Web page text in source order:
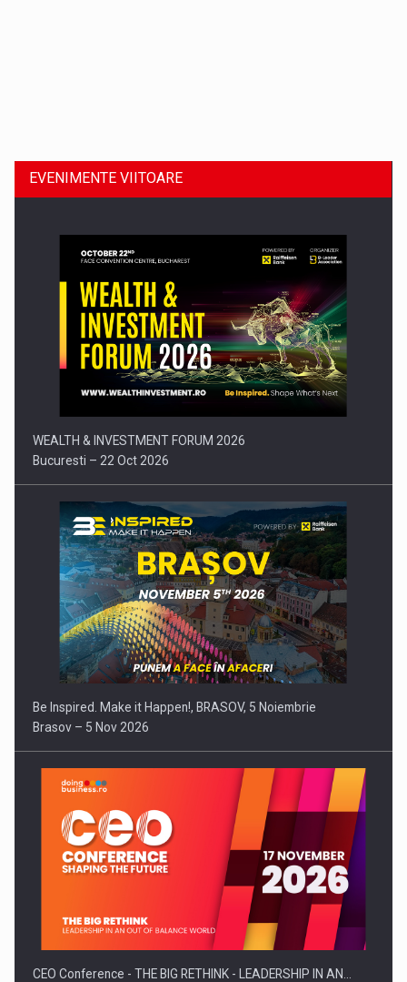
Comunicat de presa: Joburile part-time reincep sa intre pe…
EVENIMENTE VIITOARE
WEALTH & INVESTMENT FORUM 2026
Bucuresti – 22 Oct 2026
Be Inspired. Make it Happen!, BRASOV, 5 Noiembrie
Brasov – 5 Nov 2026
CEO Conference - THE BIG RETHINK - LEADERSHIP IN AN…